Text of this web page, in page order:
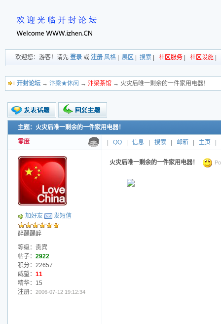
欢迎您：游客！请先 登录 或 注册 风格 展区 搜索 社区服务 社区设施
开封论坛 → 汴梁★休闲 → 汴梁茶馆 → 火灾后唯一剩余的一件家用电器！
新的主题
投票帖
交易帖
小字报
主题：火灾后唯一剩余的一件家用电器！
零度 QQ 信息 搜索 邮箱 主页
加好友 发短信
醉醒醒醉
等级：贵宾
帖子： 2922
积分：22657
威望： 11
精华：15
注册： 2006-07-12 19:12:34
火灾后唯一剩余的一件家用电器！